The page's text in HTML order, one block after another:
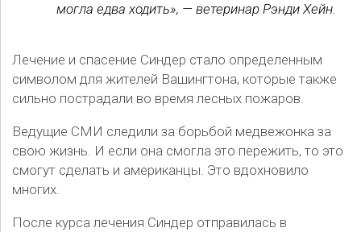
могла едва ходить», — ветеринар Рэнди Хейн.
Лечение и спасение Синдер стало определенным
символом для жителей Вашингтона, которые также
сильно пострадали во время лесных пожаров.
Ведущие СМИ следили за борьбой медвежонка за
свою жизнь. И если она смогла это пережить, то это
смогут сделать и американцы. Это вдохновило
многих.
После курса лечения Синдер отправилась в